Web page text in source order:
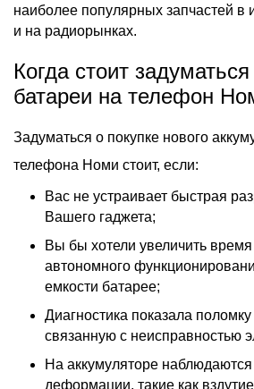
наиболее популярных запчастей в
и на радиорынках.
Когда стоит
батареи на телефон
Задуматься о покупке нового
телефона Номи стоит, если:
Вас не устраивает быстрая
Вашего гаджета;
Вы бы хотели увеличить время
автономного
емкости батарее;
Диагностика показала поломку
связанную с неисправностью
На аккумуляторе
деформации, такие как